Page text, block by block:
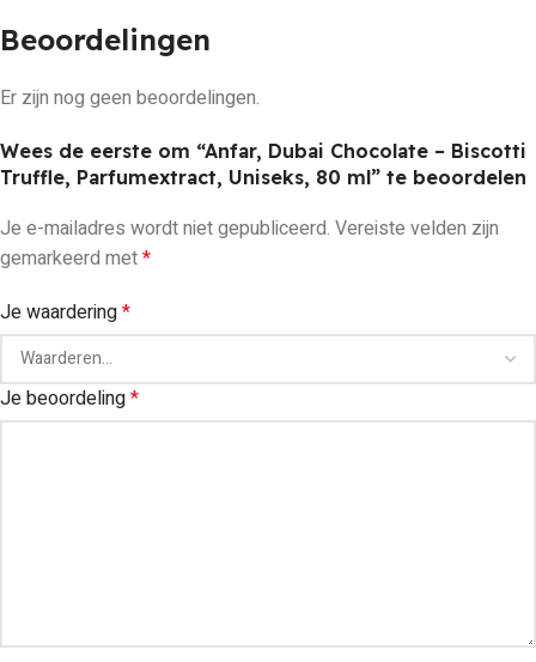
Beoordelingen
Er zijn nog geen beoordelingen.
Wees de eerste om “Anfar, Dubai Chocolate – Biscotti
Truffle, Parfumextract, Uniseks, 80 ml” te beoordelen
Je e-mailadres wordt niet gepubliceerd. Vereiste velden zijn
gemarkeerd met*
Je waardering*
Je beoordeling*